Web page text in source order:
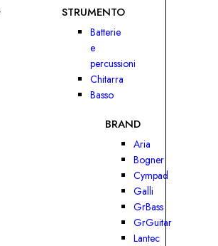
STRUMENTO
Batterie
e
percussioni
Chitarra
Basso
BRAND
Aria
Bogner
Cympad
Galli
GrBass
GrGuitar
Lantec